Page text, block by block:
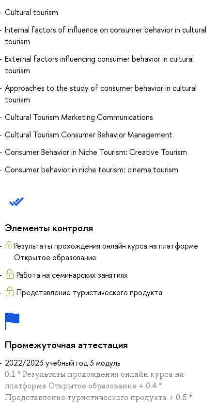
Cultural tourism
Internal factors of influence on consumer behavior in cultural
tourism
External factors influencing consumer behavior in cultural
tourism
Approaches to the study of consumer behavior in cultural
tourism
Cultural Tourism Marketing Communications
Cultural Tourism Consumer Behavior Management
Consumer Behavior in Niche Tourism: Creative Tourism
Consumer behavior in niche tourism: cinema tourism
Элементы контроля
Результаты прохождения онлайн курса на платформе
Открытое образование
Работа на семинарских занятиях
Представление туристического продукта
Промежуточная аттестация
2022/2023 учебный год 3 модуль
0.1 * Результаты прохождения онлайн курса на
платформе Открытое образование + 0.4 *
Представление туристического продукта + 0.5 *